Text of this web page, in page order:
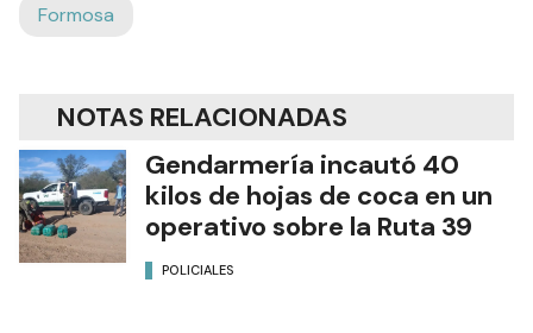
Formosa
NOTAS RELACIONADAS
Gendarmería incautó 40
kilos de hojas de coca en un
operativo sobre la Ruta 39
POLICIALES